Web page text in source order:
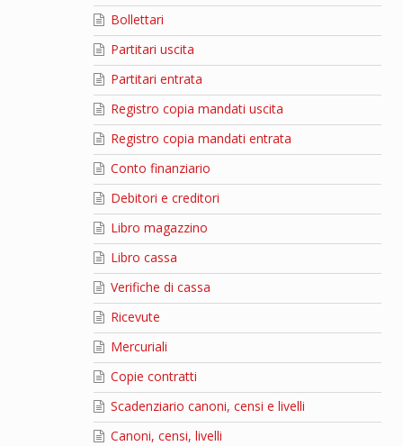
Bollettari
Partitari uscita
Partitari entrata
Registro copia mandati uscita
Registro copia mandati entrata
Conto finanziario
Debitori e creditori
Libro magazzino
Libro cassa
Verifiche di cassa
Ricevute
Mercuriali
Copie contratti
Scadenziario canoni, censi e livelli
Canoni, censi, livelli